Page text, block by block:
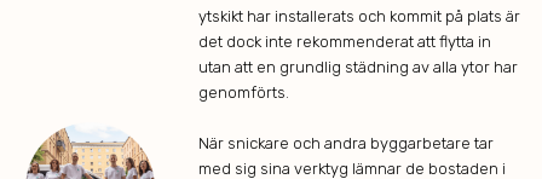
ytskikt har installerats och kommit på plats är
det dock inte rekommenderat att flytta in
utan att en grundlig städning av alla ytor har
genomförts.
När snickare och andra byggarbetare tar
med sig sina verktyg lämnar de bostaden i